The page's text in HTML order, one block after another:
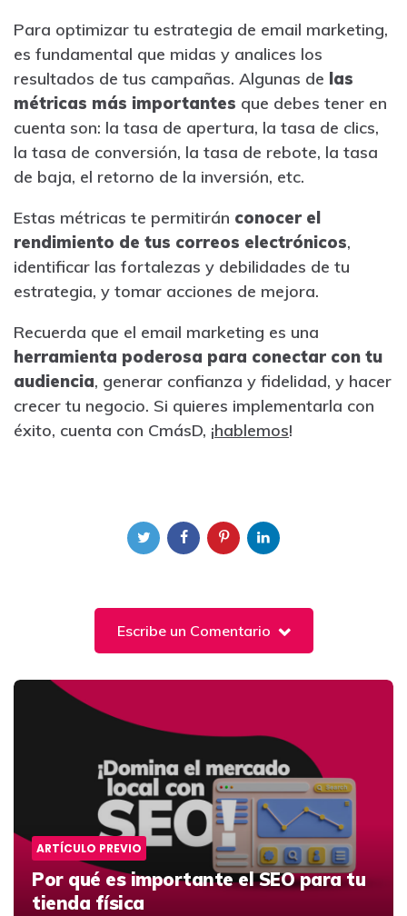
Para optimizar tu estrategia de email marketing,
es fundamental que midas y analices los
resultados de tus campañas. Algunas de las
métricas más importantes que debes tener en
cuenta son: la tasa de apertura, la tasa de clics,
la tasa de conversión, la tasa de rebote, la tasa
de baja, el retorno de la inversión, etc.
Estas métricas te permitirán conocer el
rendimiento de tus correos electrónicos,
identificar las fortalezas y debilidades de tu
estrategia, y tomar acciones de mejora.
Recuerda que el email marketing es una
herramienta poderosa para conectar con tu
audiencia, generar confianza y fidelidad, y hacer
crecer tu negocio. Si quieres implementarla con
éxito, cuenta con CmásD, ¡hablemos!
Escribe un Comentario
Post
navigation
ARTÍCULO PREVIO
Por qué es importante el SEO para tu
tienda física